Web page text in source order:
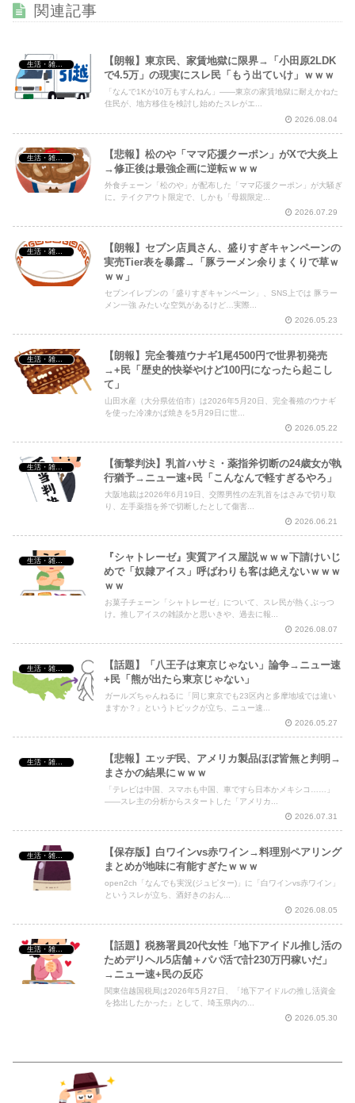
ガチでヤバすぎる…
Powered by livedoor 相互RSS
関連記事
生活・雑談・恋愛
【朗報】東京民、家賃地獄に限界→「小田原2LDK
で4.5万」の現実にスレ民「もう出ていけ」ｗｗｗ
「なんで1Kが10万もすんねん」——東京の家賃地獄に耐えかねた
住民が、地方移住を検討し始めたスレがエ...
2026.08.04
生活・雑談・恋愛
【悲報】松のや「ママ応援クーポン」がXで大炎上
→修正後は最強企画に逆転ｗｗｗ
外食チェーン「松のや」が配布した「ママ応援クーポン」が大騒ぎ
に。テイクアウト限定で、しかも「母親限定...
2026.07.29
生活・雑談・恋愛
【朗報】セブン店員さん、盛りすぎキャンペーンの
実売Tier表を暴露→「豚ラーメン余りまくりで草ｗ
ｗｗ」
セブンイレブンの「盛りすぎキャンペーン」、SNS上では 豚ラー
メン一強 みたいな空気があるけど…実際...
2026.05.23
生活・雑談・恋愛
【朗報】完全養殖ウナギ1尾4500円で世界初発売
→+民「歴史的快挙やけど100円になったら起こし
て」
山田水産（大分県佐伯市）は2026年5月20日、完全養殖のウナギ
を使った冷凍かば焼きを5月29日に世...
2026.05.22
生活・雑談・恋愛
【衝撃判決】乳首ハサミ・薬指斧切断の24歳女が執
行猶予→ニュー速+民「こんなんで軽すぎるやろ」
大阪地裁は2026年6月19日、交際男性の左乳首をはさみで切り取
り、左手薬指を斧で切断したとして傷害...
2026.06.21
生活・雑談・恋愛
『シャトレーゼ』実質アイス屋説ｗｗｗ下請けいじ
めで「奴隷アイス」呼ばわりも客は絶えないｗｗｗ
ｗｗ
お菓子チェーン「シャトレーゼ」について、スレ民が熱くぶっつ
け。推しアイスの雑談かと思いきや、過去に報...
2026.08.07
【話題】「八王子は東京じゃない」論争→ニュー速
+民「熊が出たら東京じゃない」
ガールズちゃんねるに「同じ東京でも23区内と多摩地域では違い
ますか？」というトピックが立ち、ニュー速...
2026.05.27
【悲報】エッヂ民、アメリカ製品ほぼ皆無と判明→
まさかの結果にｗｗｗ
「テレビは中国、スマホも中国、車ですら日本かメキシコ……」
——スレ主の分析からスタートした「アメリカ...
2026.07.31
【保存版】白ワインvs赤ワイン→料理別ペアリング
まとめが地味に有能すぎたｗｗｗ
open2ch「なんでも実況(ジュピター)」に「白ワインvs赤ワイン」
というスレが立ち、酒好きのおん...
2026.08.05
【話題】税務署員20代女性「地下アイドル推し活の
ためデリヘル5店舗＋パパ活で計230万円稼いだ」
→ニュー速+民の反応
関東信越国税局は2026年5月27日、「地下アイドルの推し活資金
を捻出したかった」として、埼玉県内の...
2026.05.30